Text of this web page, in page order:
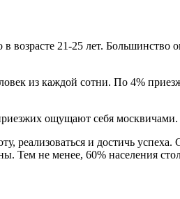
21-25 лет. Большинство
из каждой сотни. По 4%
ощущают себя москвичами.
и достичь
Тем не менее, 60% населения